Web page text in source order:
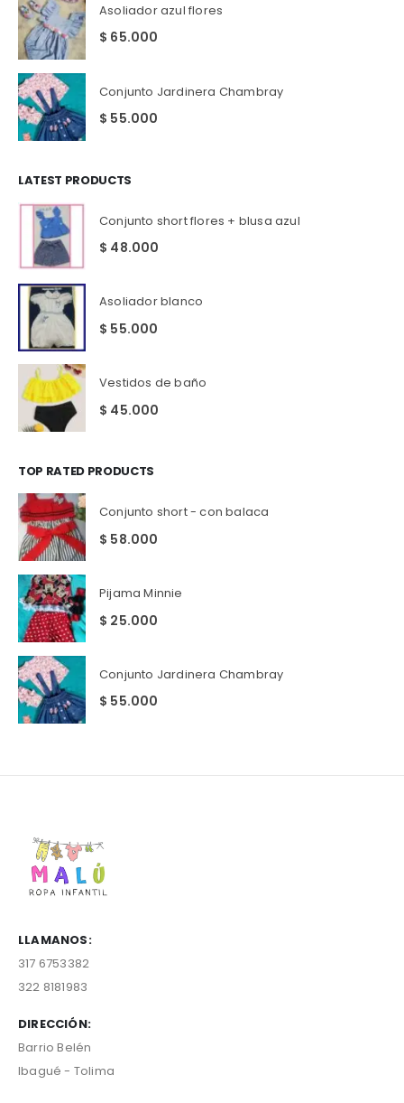
Asoliador azul flores
$ 65.000
Conjunto Jardinera Chambray
$ 55.000
LATEST PRODUCTS
Conjunto short flores + blusa azul
$ 48.000
Asoliador blanco
$ 55.000
Vestidos de baño
$ 45.000
TOP RATED PRODUCTS
Conjunto short - con balaca
$ 58.000
Pijama Minnie
$ 25.000
Conjunto Jardinera Chambray
$ 55.000
LLAMANOS:
317 6753382
322 8181983
DIRECCIÓN:
Barrio Belén
Ibagué - Tolima